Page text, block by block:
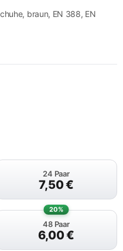
braun, EN 388, EN
24 Paar
7,50€
48 Paar
6,00€
20%